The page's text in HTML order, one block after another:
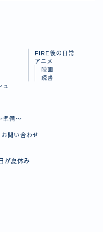
ュ
準備～
FIRE後の日常
アニメ
映画
読書
お問い合わせ
が夏休み